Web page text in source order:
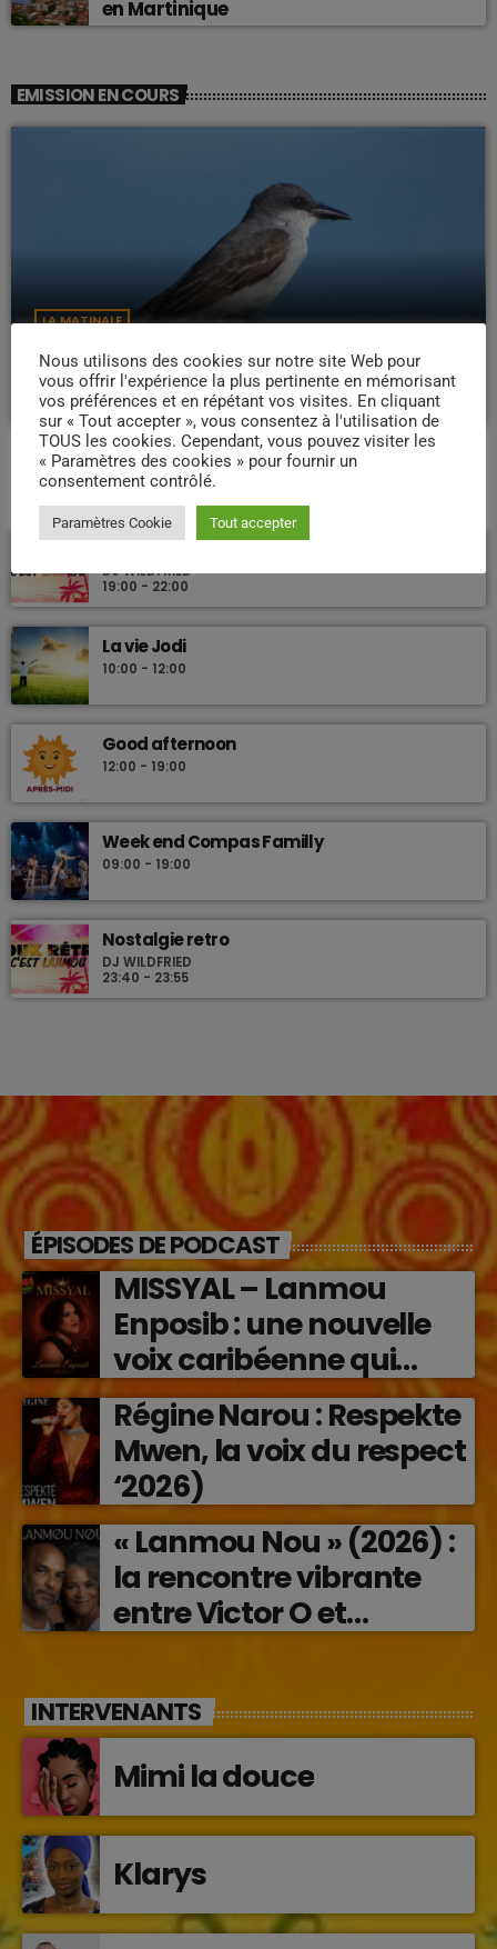
en Martinique
EMISSION EN COURS
LA MATINALE
Pipirit Matinale
06:00 - 10:00
DJ WILDFRIED
19:00 - 22:00
La vie Jodi
10:00 - 12:00
Good afternoon
12:00 - 19:00
Week end Compas Familly
09:00 - 19:00
Nostalgie retro
DJ WILDFRIED
23:40 - 23:55
ÉPISODES DE PODCAST
MISSYAL – Lanmou
Enposib : une nouvelle
voix caribéenne qui
transforme les émotions
en musique (2026)
Régine Narou : Respekte
Mwen, la voix du respect
‘2026)
« Lanmou Nou » (2026) :
la rencontre vibrante
entre Victor O et
INTERVENANTS
Mimi la douce
Klarys
Nous utilisons des cookies sur notre site Web pour
vous offrir l'expérience la plus pertinente en mémorisant
vos préférences et en répétant vos visites. En cliquant
sur « Tout accepter », vous consentez à l'utilisation de
TOUS les cookies. Cependant, vous pouvez visiter les
« Paramètres des cookies » pour fournir un
consentement contrôlé.
Paramètres Cookie Tout accepter